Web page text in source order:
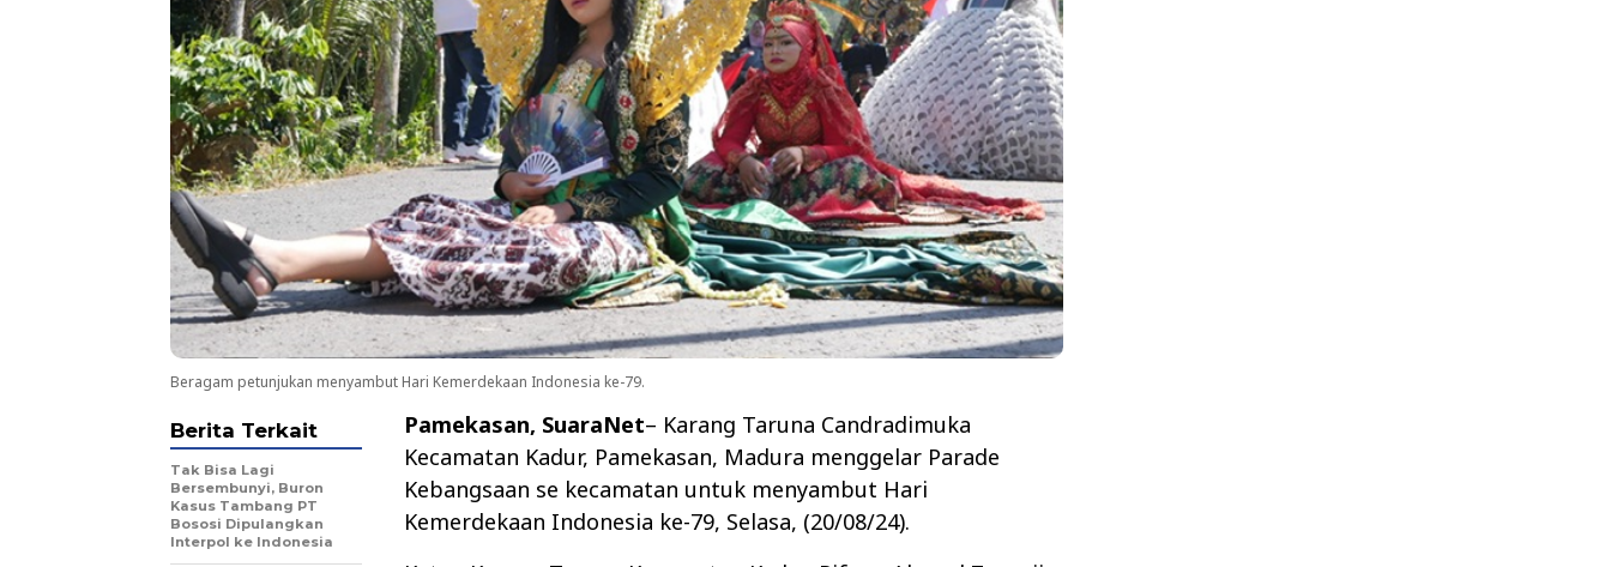
Beragam petunjukan menyambut Hari Kemerdekaan Indonesia ke-79.
Pamekasan, SuaraNet– Karang Taruna Candradimuka
Kecamatan Kadur, Pamekasan, Madura menggelar Parade
Kebangsaan se kecamatan untuk menyambut Hari
Kemerdekaan Indonesia ke-79, Selasa, (20/08/24).
Berita Terkait
Tak Bisa Lagi
Bersembunyi, Buron
Kasus Tambang PT
Bososi Dipulangkan
Interpol ke Indonesia